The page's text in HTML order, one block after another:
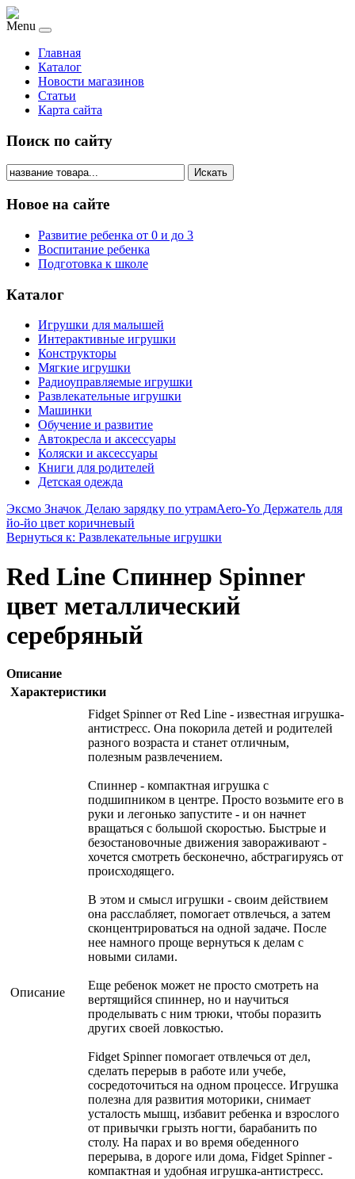
Menu
Главная
Каталог
Новости магазинов
Статьи
Карта сайта
Поиск по сайту
Искать
Новое на сайте
Развитие ребенка от 0 и до 3
Воспитание ребенка
Подготовка к школе
Каталог
Игрушки для малышей
Интерактивные игрушки
Конструкторы
Мягкие игрушки
Радиоуправляемые игрушки
Развлекательные игрушки
Машинки
Обучение и развитие
Автокресла и аксессуары
Коляски и аксессуары
Книги для родителей
Детская одежда
Эксмо Значок Делаю зарядку по утрамAero-Yo Держатель для
йо-йо цвет коричневый
Вернуться к: Развлекательные игрушки
Red Line Спиннер Spinner
цвет металлический
серебряный
Описание
Характеристики
Описание
Fidget Spinner от Red Line - известная игрушка-
антистресс. Она покорила детей и родителей
разного возраста и станет отличным,
полезным развлечением.
Спиннер - компактная игрушка с
подшипником в центре. Просто возьмите его в
руки и легонько запустите - и он начнет
вращаться с большой скоростью. Быстрые и
безостановочные движения завораживают -
хочется смотреть бесконечно, абстрагируясь от
происходящего.
В этом и смысл игрушки - своим действием
она расслабляет, помогает отвлечься, а затем
сконцентрироваться на одной задаче. После
нее намного проще вернуться к делам с
новыми силами.
Еще ребенок может не просто смотреть на
вертящийся спиннер, но и научиться
проделывать с ним трюки, чтобы поразить
других своей ловкостью.
Fidget Spinner помогает отвлечься от дел,
сделать перерыв в работе или учебе,
сосредоточиться на одном процессе. Игрушка
полезна для развития моторики, снимает
усталость мышц, избавит ребенка и взрослого
от привычки грызть ногти, барабанить по
столу. На парах и во время обеденного
перерыва, в дороге или дома, Fidget Spinner -
компактная и удобная игрушка-антистресс.